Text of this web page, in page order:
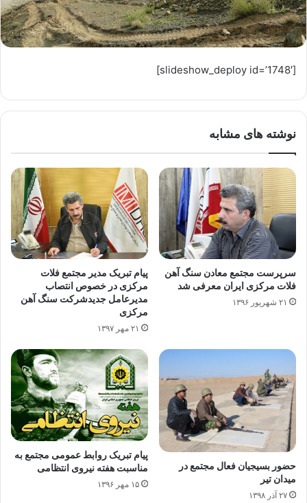
[slideshow_deploy id=’1748′]
نوشته های مشابه
سرپرست مجتمع معادن سنگ آهن
فلات مرکزی ایران معرفی شد
۲۱ شهریور ۱۳۹۶
پیام تبریک مدیر مجتمع فلات
مرکزی در خصوص انتصاب
مدیرعامل جدیدشرکت سنگ آهن
مرکزی
۲۱ مهر ۱۳۹۷
حضور بسیجیان فعال مجتمع در
میدان تیر
۲۷ آذر ۱۳۹۸
پیام تبریک روابط عمومی مجتمع به
مناسبت هفته نیروی انتظامی
۱۵ مهر ۱۳۹۶